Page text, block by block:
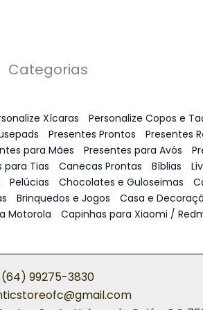
Categorias
Xícaras
Personalize Copos e
Presentes Prontos
Presentes
para Mães Presentes para Avós
para Tias Canecas Prontas Bíblias
Pelúcias Chocolates e Guloseimas
Brinquedos e Jogos
Casa e
Motorola Capinhas para Xiaomi /
(64) 99275-3830